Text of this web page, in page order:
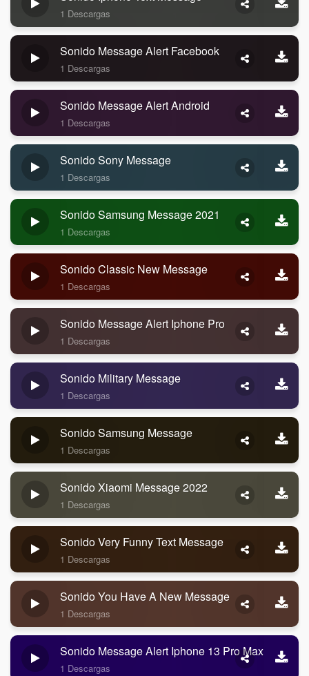
1 Descargas
Sonido Message Alert Facebook
1 Descargas
Sonido Message Alert Android
1 Descargas
Sonido Sony Message
1 Descargas
Sonido Samsung Message 2021
1 Descargas
Sonido Classic New Message
1 Descargas
Sonido Message Alert Iphone Pro
1 Descargas
Sonido Military Message
1 Descargas
Sonido Samsung Message
1 Descargas
Sonido Xiaomi Message 2022
1 Descargas
Sonido Very Funny Text Message
1 Descargas
Sonido You Have A New Message
1 Descargas
Sonido Message Alert Iphone 13 Pro Max
1 Descargas